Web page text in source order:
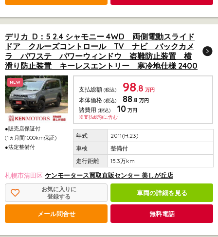
デリカ D：5 2.4 シャモニー 4WD 両側電動スライド
ドア クルーズコントロール TV ナビ バックカメ
ラ パワステ パワーウィンドウ 盗難防止装置 横
滑り防止装置 キーレスエントリー 寒冷地仕様 2400
NEW
●販売店保証付
(1ヵ月間1000km保証)
●法定整備付
支払総額 (税込) 98.8 万円
本体価格 (税込) 88.8 万円
諸費用 (税込) 10 万円
※支払総額に含む
2011(H.23)
整備付
15.3万km
札幌市清田区 ケンモータース買取直販センター 美しが丘店
お気に入りに
登録する
車両の詳細を見る
メール問合せ 無料電話